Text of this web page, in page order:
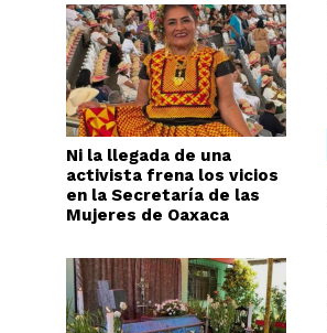
Ni la llegada de una
activista frena los vicios
en la Secretaría de las
Mujeres de Oaxaca